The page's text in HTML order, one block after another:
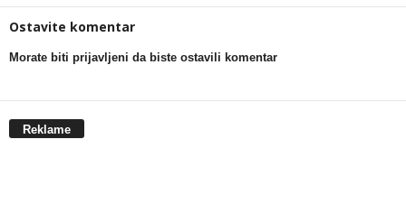
Ostavite komentar
Morate biti prijavljeni da biste ostavili komentar
Reklame